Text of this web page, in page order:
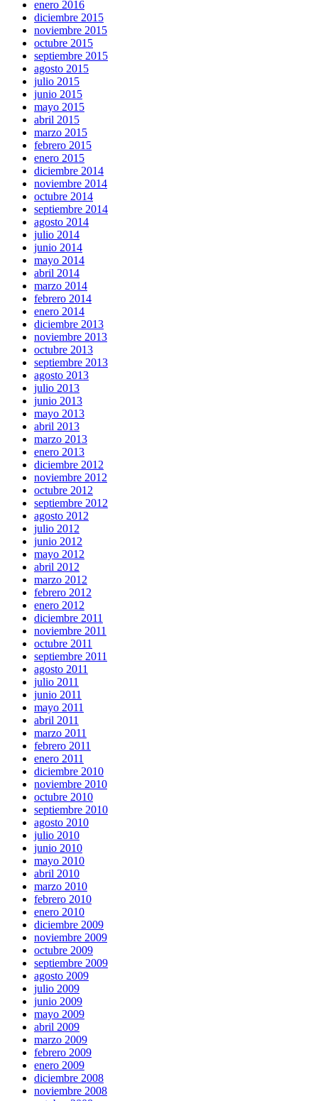
enero 2016
diciembre 2015
noviembre 2015
octubre 2015
septiembre 2015
agosto 2015
julio 2015
junio 2015
mayo 2015
abril 2015
marzo 2015
febrero 2015
enero 2015
diciembre 2014
noviembre 2014
octubre 2014
septiembre 2014
agosto 2014
julio 2014
junio 2014
mayo 2014
abril 2014
marzo 2014
febrero 2014
enero 2014
diciembre 2013
noviembre 2013
octubre 2013
septiembre 2013
agosto 2013
julio 2013
junio 2013
mayo 2013
abril 2013
marzo 2013
enero 2013
diciembre 2012
noviembre 2012
octubre 2012
septiembre 2012
agosto 2012
julio 2012
junio 2012
mayo 2012
abril 2012
marzo 2012
febrero 2012
enero 2012
diciembre 2011
noviembre 2011
octubre 2011
septiembre 2011
agosto 2011
julio 2011
junio 2011
mayo 2011
abril 2011
marzo 2011
febrero 2011
enero 2011
diciembre 2010
noviembre 2010
octubre 2010
septiembre 2010
agosto 2010
julio 2010
junio 2010
mayo 2010
abril 2010
marzo 2010
febrero 2010
enero 2010
diciembre 2009
noviembre 2009
octubre 2009
septiembre 2009
agosto 2009
julio 2009
junio 2009
mayo 2009
abril 2009
marzo 2009
febrero 2009
enero 2009
diciembre 2008
noviembre 2008